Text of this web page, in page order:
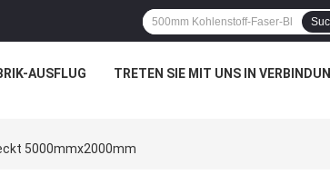
AUSFLUG TRETEN SIE MIT UNS IN
5000mmx2000mm